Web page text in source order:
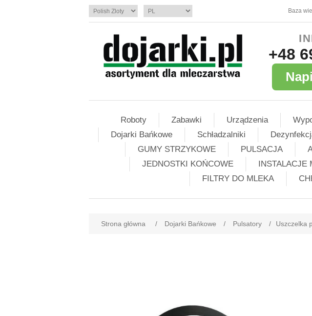
Baza
+48
Roboty Zabawki Urządzenia
Dojarki Bańkowe
Schładzalniki
GUMY STRZYKOWE
PULSACJA
JEDNOSTKI KOŃCOWE
INSTALACJE
FILTRY DO MLEKA
Strona główna / Dojarki Bańkowe / Pulsatory / Uszczelka